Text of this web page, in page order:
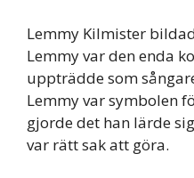
Lemmy Kilmister
Lemmy var den enda
uppträdde som
Lemmy var symbolen
gjorde det han lärde
var rätt sak att göra.